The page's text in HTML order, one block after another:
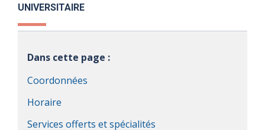
UNIVERSITAIRE
Dans cette page :
Coordonnées
Horaire
Services offerts et spécialités